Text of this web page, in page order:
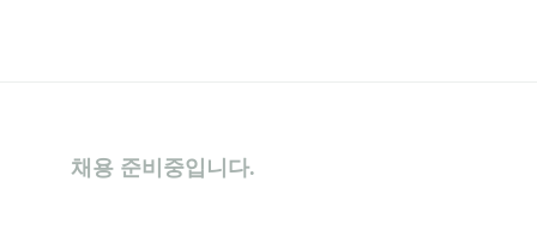
채용 준비중입니다.